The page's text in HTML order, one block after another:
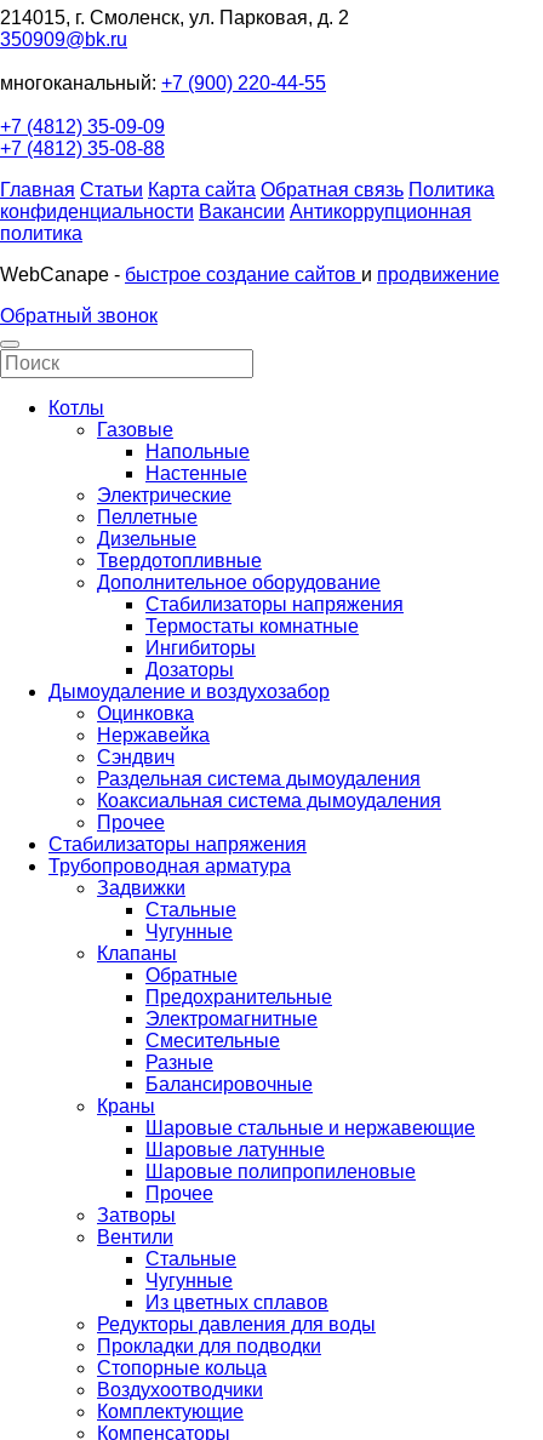
214015, г. Смоленск, ул. Парковая, д. 2
350909@bk.ru
многоканальный: +7 (900) 220-44-55
+7 (4812) 35-09-09
+7 (4812) 35-08-88
Главная Статьи Карта сайта Обратная связь Политика
конфиденциальности Вакансии Антикоррупционная
политика
WebCanape - быстрое создание сайтов и продвижение
Обратный звонок
Котлы
Газовые
Напольные
Настенные
Электрические
Пеллетные
Дизельные
Твердотопливные
Дополнительное оборудование
Стабилизаторы напряжения
Термостаты комнатные
Ингибиторы
Дозаторы
Дымоудаление и воздухозабор
Оцинковка
Нержавейка
Сэндвич
Раздельная система дымоудаления
Коаксиальная система дымоудаления
Прочее
Стабилизаторы напряжения
Трубопроводная арматура
Задвижки
Стальные
Чугунные
Клапаны
Обратные
Предохранительные
Электромагнитные
Смесительные
Разные
Балансировочные
Краны
Шаровые стальные и нержавеющие
Шаровые латунные
Шаровые полипропиленовые
Прочее
Затворы
Вентили
Стальные
Чугунные
Из цветных сплавов
Редукторы давления для воды
Прокладки для подводки
Стопорные кольца
Воздухоотводчики
Комплектующие
Компенсаторы